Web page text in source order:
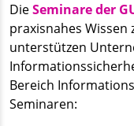
DieSeminare der
praxisnahes
unterstützen
Bereich
Seminaren: